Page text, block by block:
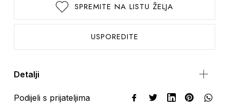
SPREMITE NA LISTU ŽELJA
USPOREDITE
Detalji
Podijeli s prijateljima